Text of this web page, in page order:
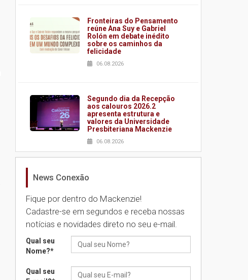
Fronteiras do Pensamento
reúne Ana Suy e Gabriel
Rolón em debate inédito
sobre os caminhos da
felicidade
06.08.2026
Segundo dia da Recepção
aos calouros 2026.2
apresenta estrutura e
valores da Universidade
Presbiteriana Mackenzie
06.08.2026
Nova apresentação do
brasileira
05.08.2026
Universidade Mackenzie
realizará nova edição da
05.08.2026
News Conexão
Fique por dentro do Mackenzie!
Cadastre-se em segundos e receba nossas
notícias e novidades direto no seu e-mail.
Qual seu
Nome?*
Qual seu